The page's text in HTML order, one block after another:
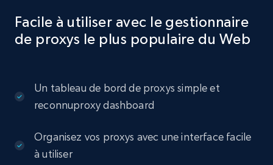
Facile à utiliser avec le gestionnaire
de proxys le plus populaire du Web
Un tableau de bord de proxys simple et
reconnuproxy dashboard
Organisez vos proxys avec une interface facile
à utiliser